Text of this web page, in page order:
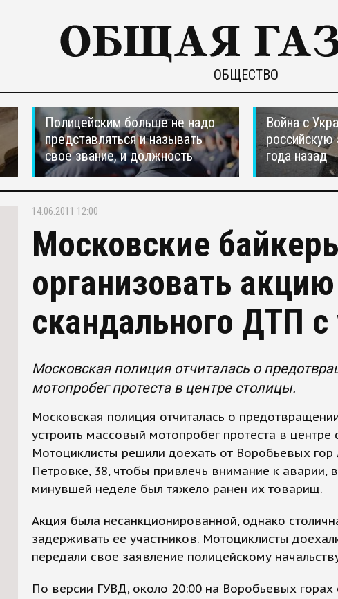
ОБЩЕСТВО
Полицейским больше не надо
представляться и называть
свое звание, и должность
Война с
российскую
года назад
14.06.2011 12:00
Московские
организовать
скандального ДТП
Московская полиция отчиталась о
мотопробег протеста в центре столицы.
Московская полиция отчиталась о
устроить массовый мотопробег протеста в центре
Мотоциклисты решили доехать от Воробьевых
Петровке, 38, чтобы привлечь внимание к аварии,
минувшей неделе был тяжело ранен их товарищ.
Акция была несанкционированной, однако
задерживать ее участников. Мотоциклисты
передали свое заявление полицейскому
По версии ГУВД, около 20:00 на Воробьевых горах